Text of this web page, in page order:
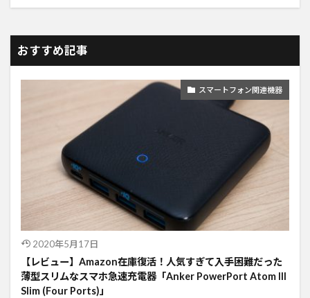
おすすめ記事
スマートフォン関連機器
2020年5月17日
【レビュー】Amazon在庫復活！人気すぎて入手困難だった
薄型スリムなスマホ急速充電器「Anker PowerPort Atom III
Slim (Four Ports)」